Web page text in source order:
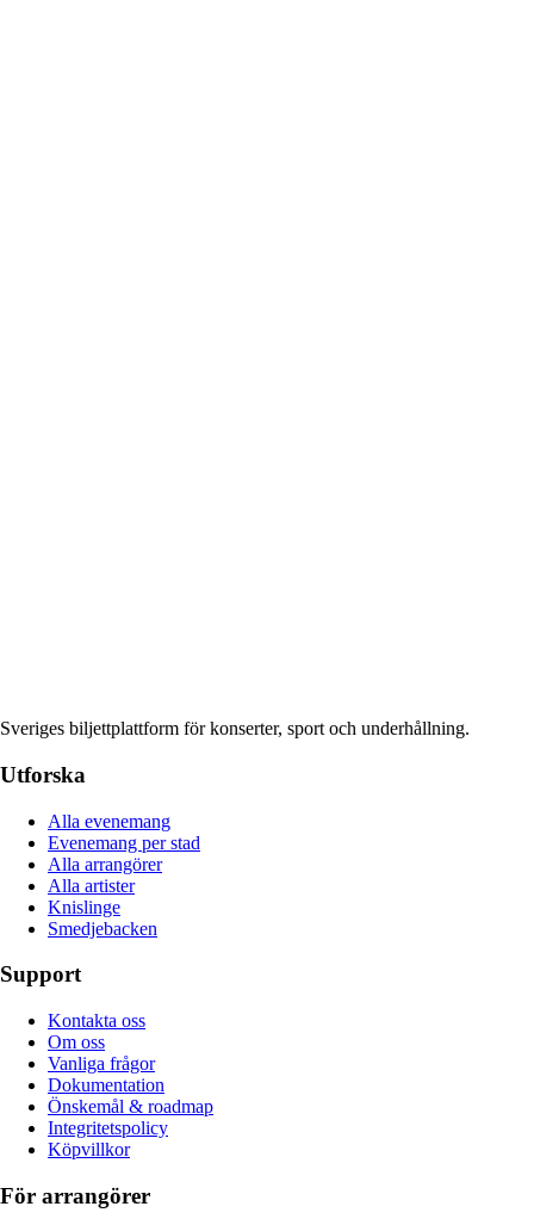
Sveriges biljettplattform för konserter, sport och underhållning.
Utforska
Alla evenemang
Evenemang per stad
Alla arrangörer
Alla artister
Knislinge
Smedjebacken
Support
Kontakta oss
Om oss
Vanliga frågor
Dokumentation
Önskemål & roadmap
Integritetspolicy
Köpvillkor
För arrangörer